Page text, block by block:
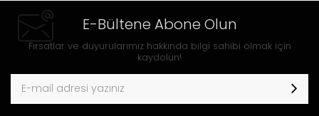
E-Bültene Abone Olun
Fırsatlar ve duyurularımız hakkında bilgi sahibi olmak için
kaydolun!